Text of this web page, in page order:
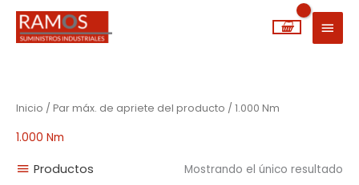
MENÚ
Inicio / Par máx. de apriete del producto / 1.000 Nm
1.000 Nm
Productos Mostrando el único resultado